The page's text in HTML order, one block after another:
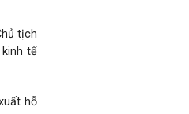
tịch
tế
hỗ